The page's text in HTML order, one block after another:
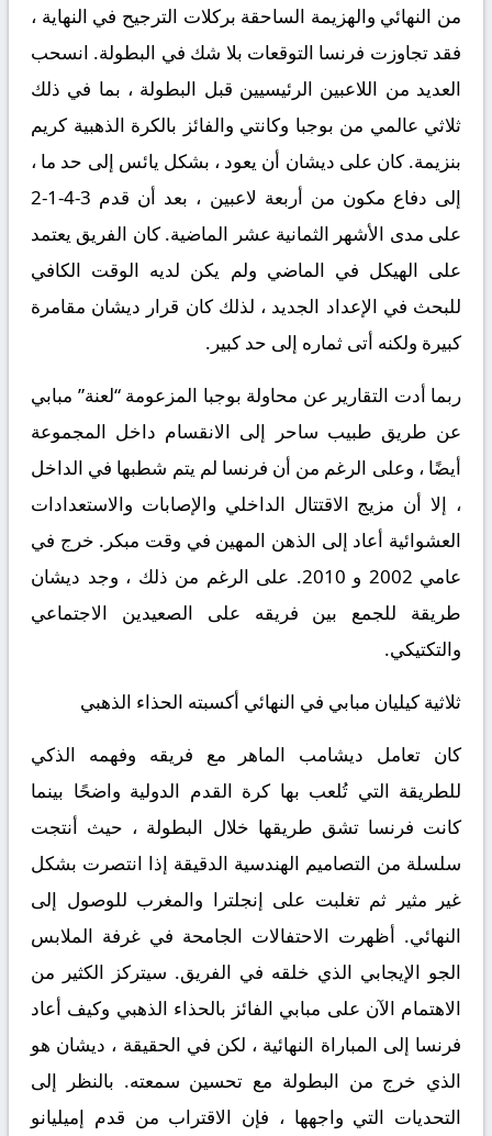
من النهائي والهزيمة الساحقة بركلات الترجيح في النهاية ،
فقد تجاوزت فرنسا التوقعات بلا شك في البطولة. انسحب
العديد من اللاعبين الرئيسيين قبل البطولة ، بما في ذلك
ثلاثي عالمي من بوجبا وكانتي والفائز بالكرة الذهبية كريم
بنزيمة. كان على ديشان أن يعود ، بشكل يائس إلى حد ما ،
إلى دفاع مكون من أربعة لاعبين ، بعد أن قدم 3-4-1-2
على مدى الأشهر الثمانية عشر الماضية. كان الفريق يعتمد
على الهيكل في الماضي ولم يكن لديه الوقت الكافي
للبحث في الإعداد الجديد ، لذلك كان قرار ديشان مقامرة
كبيرة ولكنه أتى ثماره إلى حد كبير.
ربما أدت التقارير عن محاولة بوجبا المزعومة “لعنة” مبابي
عن طريق طبيب ساحر إلى الانقسام داخل المجموعة
أيضًا ، وعلى الرغم من أن فرنسا لم يتم شطبها في الداخل
، إلا أن مزيج الاقتتال الداخلي والإصابات والاستعدادات
العشوائية أعاد إلى الذهن المهين في وقت مبكر. خرج في
عامي 2002 و 2010. على الرغم من ذلك ، وجد ديشان
طريقة للجمع بين فريقه على الصعيدين الاجتماعي
والتكتيكي.
ثلاثية كيليان مبابي في النهائي أكسبته الحذاء الذهبي
كان تعامل ديشامب الماهر مع فريقه وفهمه الذكي
للطريقة التي تُلعب بها كرة القدم الدولية واضحًا بينما
كانت فرنسا تشق طريقها خلال البطولة ، حيث أنتجت
سلسلة من التصاميم الهندسية الدقيقة إذا انتصرت بشكل
غير مثير ثم تغلبت على إنجلترا والمغرب للوصول إلى
النهائي. أظهرت الاحتفالات الجامحة في غرفة الملابس
الجو الإيجابي الذي خلقه في الفريق. سيتركز الكثير من
الاهتمام الآن على مبابي الفائز بالحذاء الذهبي وكيف أعاد
فرنسا إلى المباراة النهائية ، لكن في الحقيقة ، ديشان هو
الذي خرج من البطولة مع تحسين سمعته. بالنظر إلى
التحديات التي واجهها ، فإن الاقتراب من قدم إميليانو